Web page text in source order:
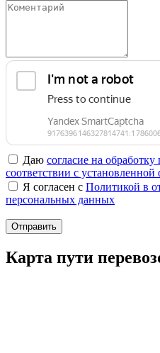
Даю согласие на
соответствии с
Я согласен с Политикой в
персональных данных
Отправить
Карта пути